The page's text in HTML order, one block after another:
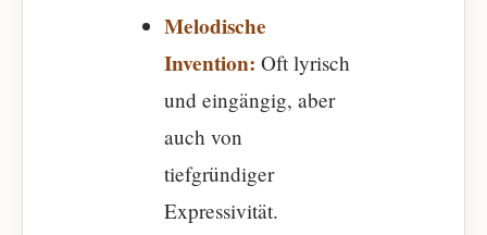
Melodische
Invention: Oft lyrisch
und eingängig, aber
auch von
tiefgründiger
Expressivität.